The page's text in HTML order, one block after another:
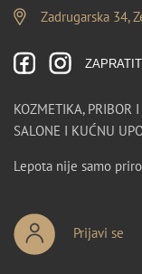
Zadrugarska 34,
KOZMETIKA, PRIBOR
SALONE I KUĆNU
Lepota nije samo
Prijavi se